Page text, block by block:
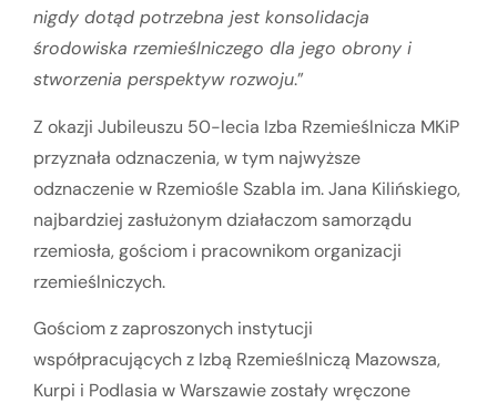
nigdy dotąd potrzebna jest konsolidacja
środowiska rzemieślniczego dla jego obrony i
stworzenia perspektyw rozwoju.”
Z okazji Jubileuszu 50-lecia Izba Rzemieślnicza MKiP
przyznała odznaczenia, w tym najwyższe
odznaczenie w Rzemiośle Szabla im. Jana Kilińskiego,
najbardziej zasłużonym działaczom samorządu
rzemiosła, gościom i pracownikom organizacji
rzemieślniczych.
Gościom z zaproszonych instytucji
współpracujących z Izbą Rzemieślniczą Mazowsza,
Kurpi i Podlasia w Warszawie zostały wręczone